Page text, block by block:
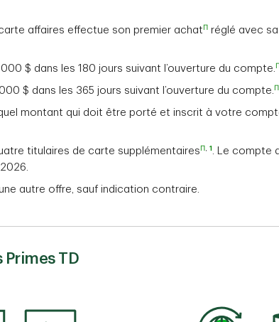
affaires effectue son premier achatΠ réglé avec
$ dans les 180 jours suivant l’ouverture du compte. Π
$ dans les 365 jours suivant l’ouverture du compte.Π
montant qui doit être porté et inscrit à votre
titulaires de carte supplémentairesΠ , 1 . Le compte
autre offre, sauf indication contraire.
Primes TD